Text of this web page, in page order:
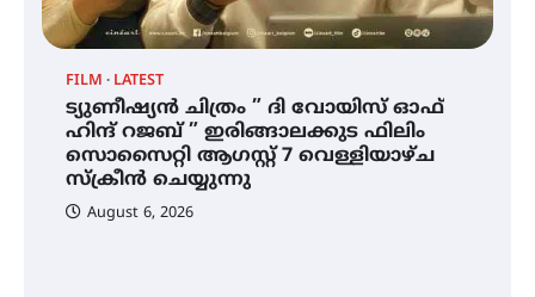
FILM LATEST
ട്യുണീഷ്യൻ ചിത്രം ” ദി വോയിസ് ഓഫ്
ഹിന്ദ് റജബ് ” ഇരിങ്ങാലക്കുട ഫിലിം
സൊസൈറ്റി ആഗസ്റ്റ് 7 വെള്ളിയാഴ്ച
സ്‌ക്രീൻ ചെയ്യുന്നു
August 6, 2026
ഡോക്ടറേറ്റ് – ഇരിങ്ങാലക്കുട
സ്വദേശി ആതിര എം കെ യുടെ
നേട്ടം പ്രതിസന്ധികളോട് പൊരുതി
ട്യുണീഷ്യൻ ചിത്രം ” ദി വോയിസ്
ഓഫ് ഹിന്ദ് റജബ് ” ഇരിങ്ങാലക്കുട
ഫിലിം സൊസൈറ്റി ആഗസ്റ്റ് 7
വെള്ളിയാഴ്ച സ്‌ക്രീൻ ചെയ്യുന്നു